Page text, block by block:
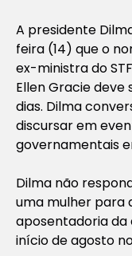
A presidente
feira (14) que o
ex-ministra do
Ellen Gracie
dias. Dilma
discursar em
governamentais
Dilma não
uma mulher para
aposentadoria
início de agosto